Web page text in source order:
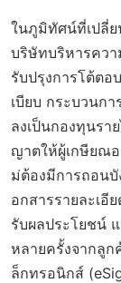
ในภูมิทัศน์ที่เปลี่ย
บริษัทบริหารคว
รับปรุงการโต้ต
เบียบ กระบวนก
ลงเป็นกองทุนรา
ญาตให้ผู้เกษียณอ
ม่ต้องมีการถอนบั
อกสารรายละเอี
รับผลประโยชน์
หลายครั้งจากลูก
ล็กทรอนิกส์